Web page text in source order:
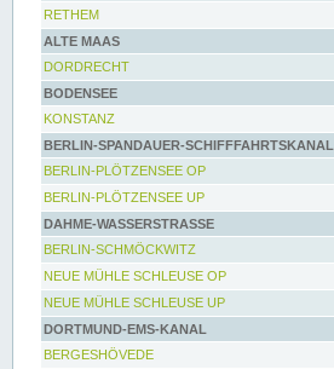
RETHEM
ALTE MAAS
DORDRECHT
BODENSEE
KONSTANZ
BERLIN-SPANDAUER-SCHIFFFAHRTSKANAL
BERLIN-PLÖTZENSEE OP
BERLIN-PLÖTZENSEE UP
DAHME-WASSERSTRASSE
BERLIN-SCHMÖCKWITZ
NEUE MÜHLE SCHLEUSE OP
NEUE MÜHLE SCHLEUSE UP
DORTMUND-EMS-KANAL
BERGESHÖVEDE